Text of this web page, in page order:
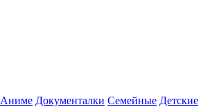
Аниме Документалки Семейные Детские